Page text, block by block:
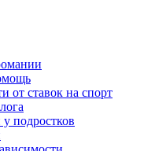
от ставок на спорт
подростков